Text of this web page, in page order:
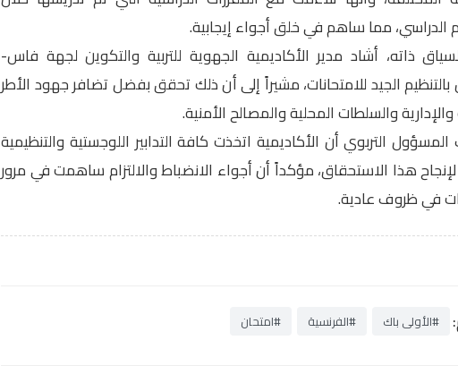
الدراسي، مما ساهم في خلق أجواء إيجابية.
ذاته، أشاد مدير الأكاديمية الجهوية للتربية والتكوين لجهة فاس-
الجيد للامتحانات، مشيراً إلى أن ذلك تحقق بفضل تضافر جهود الأطر
والإدارية والسلطات المحلية والمصالح الأمنية.
التربوي أن الأكاديمية اتخذت كافة التدابير اللوجستية والتنظيمية
لإنجاح هذا الاستحقاق، مؤكداً أن أجواء الانضباط والالتزام ساهمت في مرور
في ظروف عادية.
#الأولى باك #الفرنسية #امتحان